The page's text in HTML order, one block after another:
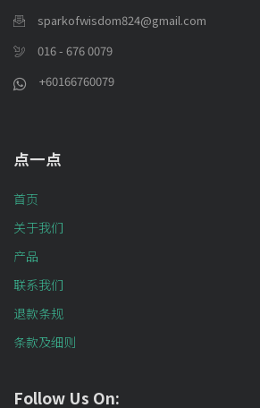
sparkofwisdom824@gmail.com
016 - 676 0079
+60166760079
点一点
首页
关于我们
产品
联系我们
退款条规
条款及细则
Follow Us On: